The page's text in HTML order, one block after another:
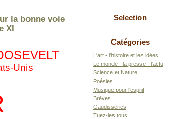
la bonne voie
XI
Unis
Selection
Catégories
L'art - l'histoire et les idées
Le monde - la presse - l'actu
Science et Nature
Poésies
Musique pour l'esprit
Brèves
Gaudisseries
Tuez-les tous!